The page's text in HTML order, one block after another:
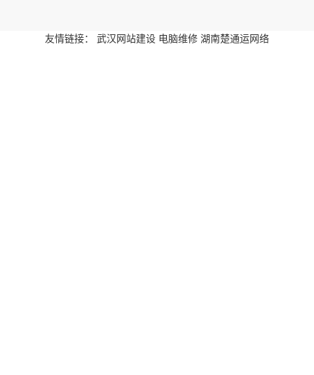
友情链接： 武汉网站建设 电脑维修 湖南楚通运网络